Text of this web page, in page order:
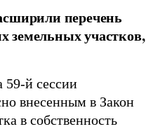
перечень
земельных участков,
59-й сессии
внесенным в Закон
в собственность